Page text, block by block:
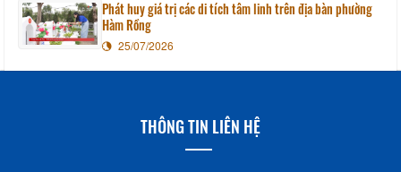
Phát huy giá trị các di tích tâm linh trên địa bàn phường
Hàm Rồng
25/07/2026
THÔNG TIN LIÊN HỆ